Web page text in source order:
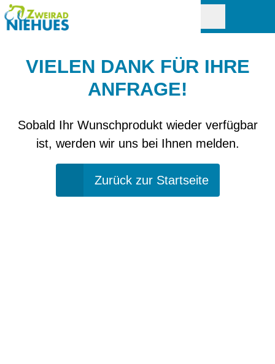
VIELEN DANK FÜR IHRE
ANFRAGE!
Sobald Ihr Wunschprodukt wieder verfügbar
ist, werden wir uns bei Ihnen melden.
Zurück zur Startseite